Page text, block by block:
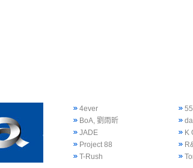
4ever
BoA, 劉雨昕
JADE
K
Project 88
T-Rush